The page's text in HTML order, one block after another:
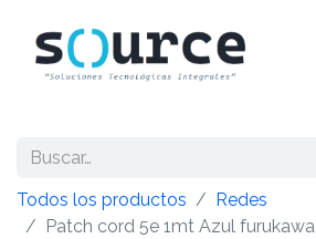
Todos los productos
Redes
Patch cord 5e 1mt Azul furukawa